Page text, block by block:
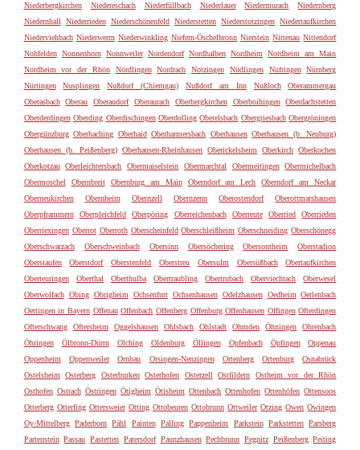
Niederbergkirchen
Niedereschach Niederfüllbach Niederlauer Niedermurach
Niedernberg
Niedernhall
Niederrieden Niederschönenfeld Niederstetten Niederstotzingen Niedertaufkirchen
Niederviehbach Niederwerrn Niederwinkling Niefern-Öschelbronn Nierstein Nittenau Nittendorf
Nohfelden Nonnenhorn Nonnweiler Nordendorf Nordhalben Nordheim
Nordheim am Main
Nordheim vor der Rhön
Nördlingen Nordrach Notzingen Nüdlingen Nufringen
Nürnberg
Nürtingen
Nusplingen Nußdorf (Chiemgau) Nußdorf am Inn Nußloch
Oberammergau
Oberasbach
Oberau Oberaudorf Oberaurach Oberbergkirchen Oberboihingen
Oberdachstetten
Oberderdingen Oberding Oberdischingen Oberdolling Oberelsbach Obergriesbach Obergröningen
Obergünzburg Oberhaching Oberhaid Oberharmersbach Oberhausen Oberhausen (b. Neuburg)
Oberhausen (b. Peißenberg) Oberhausen-Rheinhausen Oberickelsheim Oberkirch Oberkochen
Oberkotzau
Oberleichtersbach Obermaiselstein Obermarchtal Obermeitingen
Obermichelbach
Obermoschel
Obernbreit Obernburg am Main Oberndorf am Lech
Oberndorf am Neckar
Oberneukirchen
Obernheim Obernzell Obernzenn Oberostendorf
Oberottmarshausen
Oberpframmern
Oberpleichfeld Oberpöring Oberreichenbach Oberreute Oberried
Oberrieden
Oberriexingen Oberrot Oberroth Oberscheinfeld Oberschleißheim Oberschneiding Oberschönegg
Oberschwarzach
Oberschweinbach Obersinn Obersöchering Obersontheim
Oberstadion
Oberstaufen
Oberstdorf Oberstenfeld Oberstreu Obersulm Obersüßbach
Obertaufkirchen
Oberteuringen
Oberthal Oberthulba Obertraubling Obertrubach Oberviechtach
Oberwesel
Oberwolfach Obing Obrigheim Ochsenfurt Ochsenhausen Odelzhausen Oedheim Oerlenbach
Oettingen in Bayern Offenau Offenbach Offenberg Offenburg Offenhausen Offingen Ofterdingen
Ofterschwang
Oftersheim Oggelshausen Ohlsbach Ohlstadt Ohmden Öhningen
Ohrenbach
Öhringen
Ölbronn-Dürrn Olching Oldenburg Öllingen Opfenbach Öpfingen
Oppenau
Oppenheim
Oppenweiler Ornbau Orsingen-Nenzingen Ortenberg Ortenburg
Osnabrück
Ostelsheim
Osterberg Osterburken Osterhofen Osterzell Ostfildern
Ostheim vor der Rhön
Osthofen Ostrach Östringen Ötigheim Ötisheim Ottenbach Ottenhofen Ottenhöfen Ottensoos
Otterberg Otterfing Ottersweier Otting Ottobeuren Ottobrunn Ottweiler Otzing Owen Owingen
Oy-Mittelberg Paderborn Pähl Painten Palling Pappenheim Parkstein Parkstetten Parsberg
Partenstein Passau Pastetten Patersdorf Paunzhausen Pechbrunn Pegnitz Peißenberg Peiting